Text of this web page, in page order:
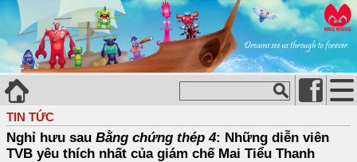
TIN TỨC
Nghỉ hưu sau Bằng chứng thép 4: Những diễn viên
TVB yêu thích nhất của giám chế Mai Tiểu Thanh